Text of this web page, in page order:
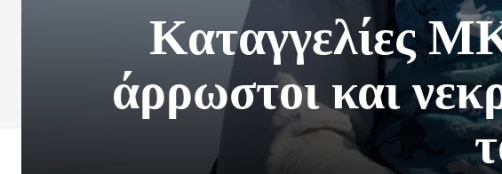
Καταγγελίες
άρρωστοι και